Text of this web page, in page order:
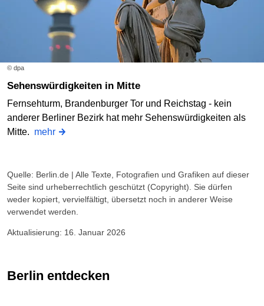
© dpa
Sehenswürdigkeiten in Mitte
Fernsehturm, Brandenburger Tor und Reichstag - kein
anderer Berliner Bezirk hat mehr Sehenswürdigkeiten als
Mitte. mehr
Quelle: Berlin.de | Alle Texte, Fotografien und Grafiken auf dieser
Seite sind urheberrechtlich geschützt (Copyright). Sie dürfen
weder kopiert, vervielfältigt, übersetzt noch in anderer Weise
verwendet werden.
Aktualisierung: 16. Januar 2026
Berlin entdecken